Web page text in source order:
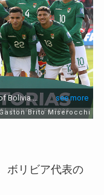
ボリビア代表の